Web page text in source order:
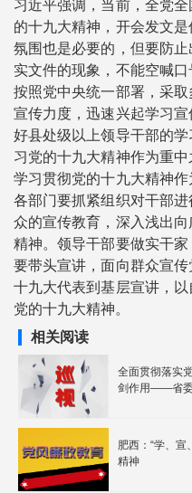
习近平强调，当前，全党
的十九大精神，开会发文
氛围也是必要的，但要防
实文件的现象，不能空喊
按照党中央统一部署，采
宣传力度，迅速兴起学习
好县处级以上领导干部的
习党的十九大精神作为重
学习贯彻党的十九大精神
各部门要抓紧组织对干部
众的宣传教育，深入浅出
精神。领导干部要做实干
要带头宣讲，面向群众宣
十九大代表到基层宣讲，
党的十九大精神。
相关阅读
全面贯彻落实
剑作用——省委
肥西：“学、宣
精神